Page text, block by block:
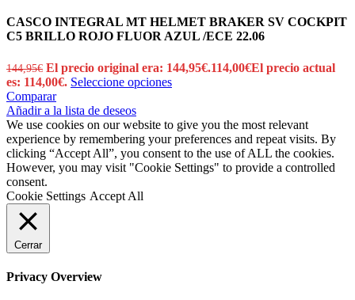
CASCO INTEGRAL MT HELMET BRAKER SV COCKPIT
C5 BRILLO ROJO FLUOR AZUL /ECE 22.06
144,95€ El precio original era: 144,95€.114,00€El precio actual
es: 114,00€. Seleccione opciones
Comparar
Añadir a la lista de deseos
We use cookies on our website to give you the most relevant
experience by remembering your preferences and repeat visits. By
clicking “Accept All”, you consent to the use of ALL the cookies.
However, you may visit "Cookie Settings" to provide a controlled
consent.
Cookie Settings Accept All
Cerrar
Privacy Overview